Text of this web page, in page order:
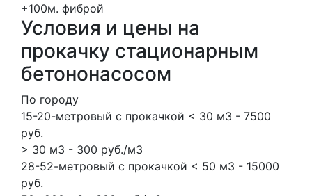
+100м. фиброй
Условия и цены на
прокачку стационарным
бетононасосом
По городу
15-20-метровый с прокачкой < 30 м3 - 7500
руб.
> 30 м3 - 300 руб./м3
28-52-метровый с прокачкой < 50 м3 - 15000
руб.